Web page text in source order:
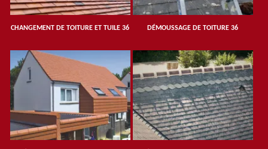
CHANGEMENT DE TOITURE ET TUILE 36 DÉMOUSSAGE DE TOITURE 36